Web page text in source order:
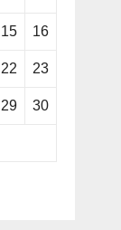
15 16
22 23
29 30